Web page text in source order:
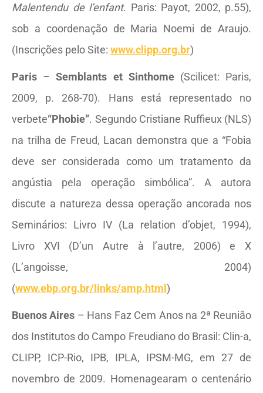
Malentendu de l’enfant. Paris: Payot, 2002, p.55),
sob a coordenação de Maria Noemi de Araujo.
(Inscrições pelo Site: www.clipp.org.br)
Paris –Semblants et Sinthome(Scilicet: Paris,
2009, p. 268-70). Hans está representado no
verbete“Phobie”. Segundo Cristiane Ruffieux (NLS)
na trilha de Freud, Lacan demonstra que a “Fobia
deve ser considerada como um tratamento da
angústia pela operação simbólica”. A autora
discute a natureza dessa operação ancorada nos
Seminários: Livro IV (La relation d’objet, 1994),
Livro XVI (D’un Autre à l’autre, 2006) e X
(L’angoisse, 2004)
(www.ebp.org.br/links/amp.html )
Buenos Aires – Hans Faz Cem Anos na 2ª Reunião
dos Institutos do Campo Freudiano do Brasil: Clin-a,
CLIPP, ICP-Rio, IPB, IPLA, IPSM-MG, em 27 de
novembro de 2009. Homenagearam o centenário